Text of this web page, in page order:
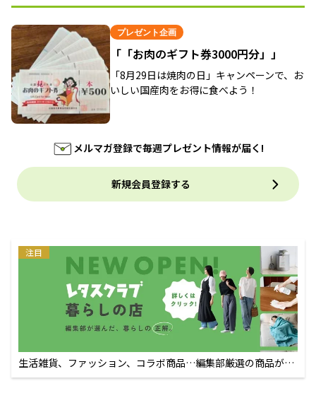
プレゼント企画
「「お肉のギフト券3000円分」」
「8月29日は焼肉の日」キャンペーンで、お
いしい国産肉をお得に食べよう！
メルマガ登録で毎週プレゼント情報が届く!
新規会員登録する
注目
生活雑貨、ファッション、コラボ商品…編集部厳選の商品が買
えるECサイト